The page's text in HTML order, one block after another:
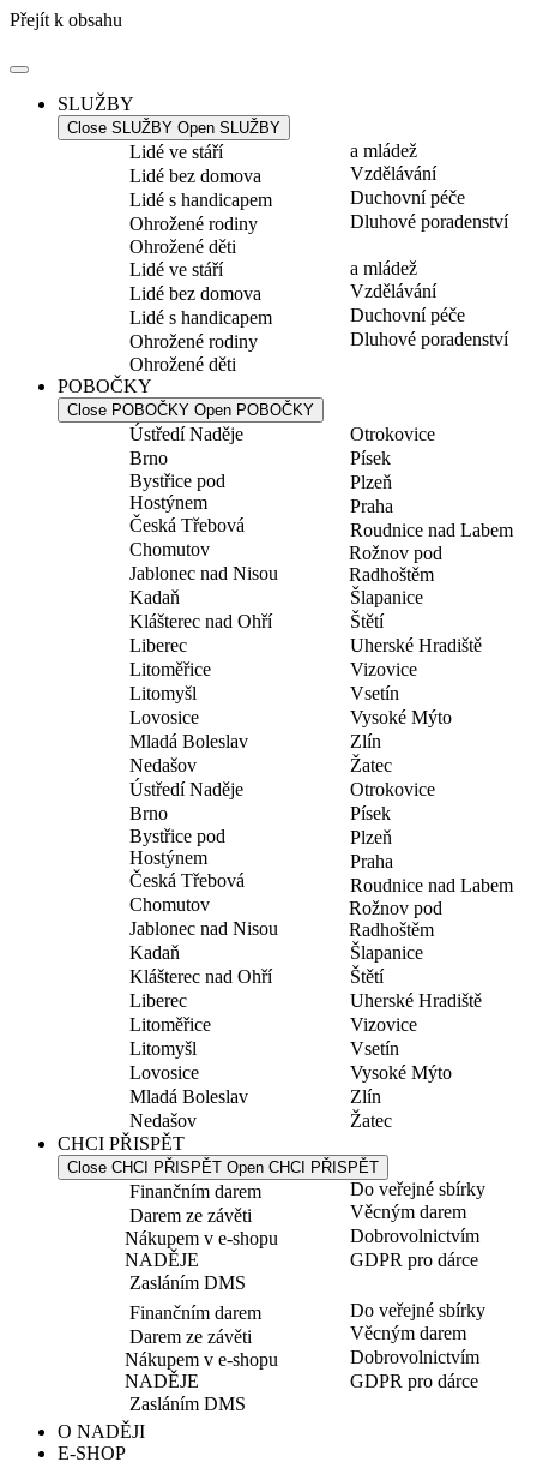
Přejít k obsahu
SLUŽBY
Close SLUŽBY Open SLUŽBY
Lidé ve stáří
Lidé bez domova
Lidé s handicapem
Ohrožené rodiny
Ohrožené děti
a mládež
Vzdělávání
Duchovní péče
Dluhové poradenství
Lidé ve stáří
Lidé bez domova
Lidé s handicapem
Ohrožené rodiny
Ohrožené děti
a mládež
Vzdělávání
Duchovní péče
Dluhové poradenství
POBOČKY
Close POBOČKY Open POBOČKY
Ústředí Naděje
Brno
Bystřice pod
Hostýnem
Česká Třebová
Chomutov
Jablonec nad Nisou
Kadaň
Klášterec nad Ohří
Liberec
Litoměřice
Litomyšl
Lovosice
Mladá Boleslav
Nedašov
Otrokovice
Písek
Plzeň
Praha
Roudnice nad Labem
Rožnov pod
Radhoštěm
Šlapanice
Štětí
Uherské Hradiště
Vizovice
Vsetín
Vysoké Mýto
Zlín
Žatec
Ústředí Naděje
Brno
Bystřice pod
Hostýnem
Česká Třebová
Chomutov
Jablonec nad Nisou
Kadaň
Klášterec nad Ohří
Liberec
Litoměřice
Litomyšl
Lovosice
Mladá Boleslav
Nedašov
Otrokovice
Písek
Plzeň
Praha
Roudnice nad Labem
Rožnov pod
Radhoštěm
Šlapanice
Štětí
Uherské Hradiště
Vizovice
Vsetín
Vysoké Mýto
Zlín
Žatec
CHCI PŘISPĚT
Close CHCI PŘISPĚT Open CHCI PŘISPĚT
Finančním darem
Darem ze závěti
Nákupem v e-shopu
NADĚJE
Zasláním DMS
Do veřejné sbírky
Věcným darem
Dobrovolnictvím
GDPR pro dárce
Finančním darem
Darem ze závěti
Nákupem v e-shopu
NADĚJE
Zasláním DMS
Do veřejné sbírky
Věcným darem
Dobrovolnictvím
GDPR pro dárce
O NADĚJI
E-SHOP